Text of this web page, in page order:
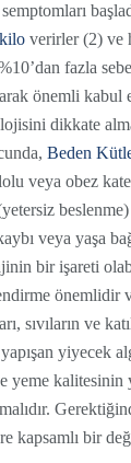
kilo verirler (2) ve
fazla
önemli kabul
dikkate
Beden
veya obez
beslenme)
veya yaşa
bir işareti
önemlidir
sıvıların ve
yiyecek
yeme kalitesinin
kapsamlı bir